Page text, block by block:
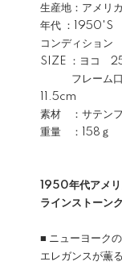
生産地：アメリカ
年代 ：1950'S
コンディショ
SIZE ：ヨコ
フレーム口
11.5cm
素材 ：サテン
重量 ：158ｇ
1950年代アメ
ラインストーン
■ ニューヨーク
エレガンスが薫